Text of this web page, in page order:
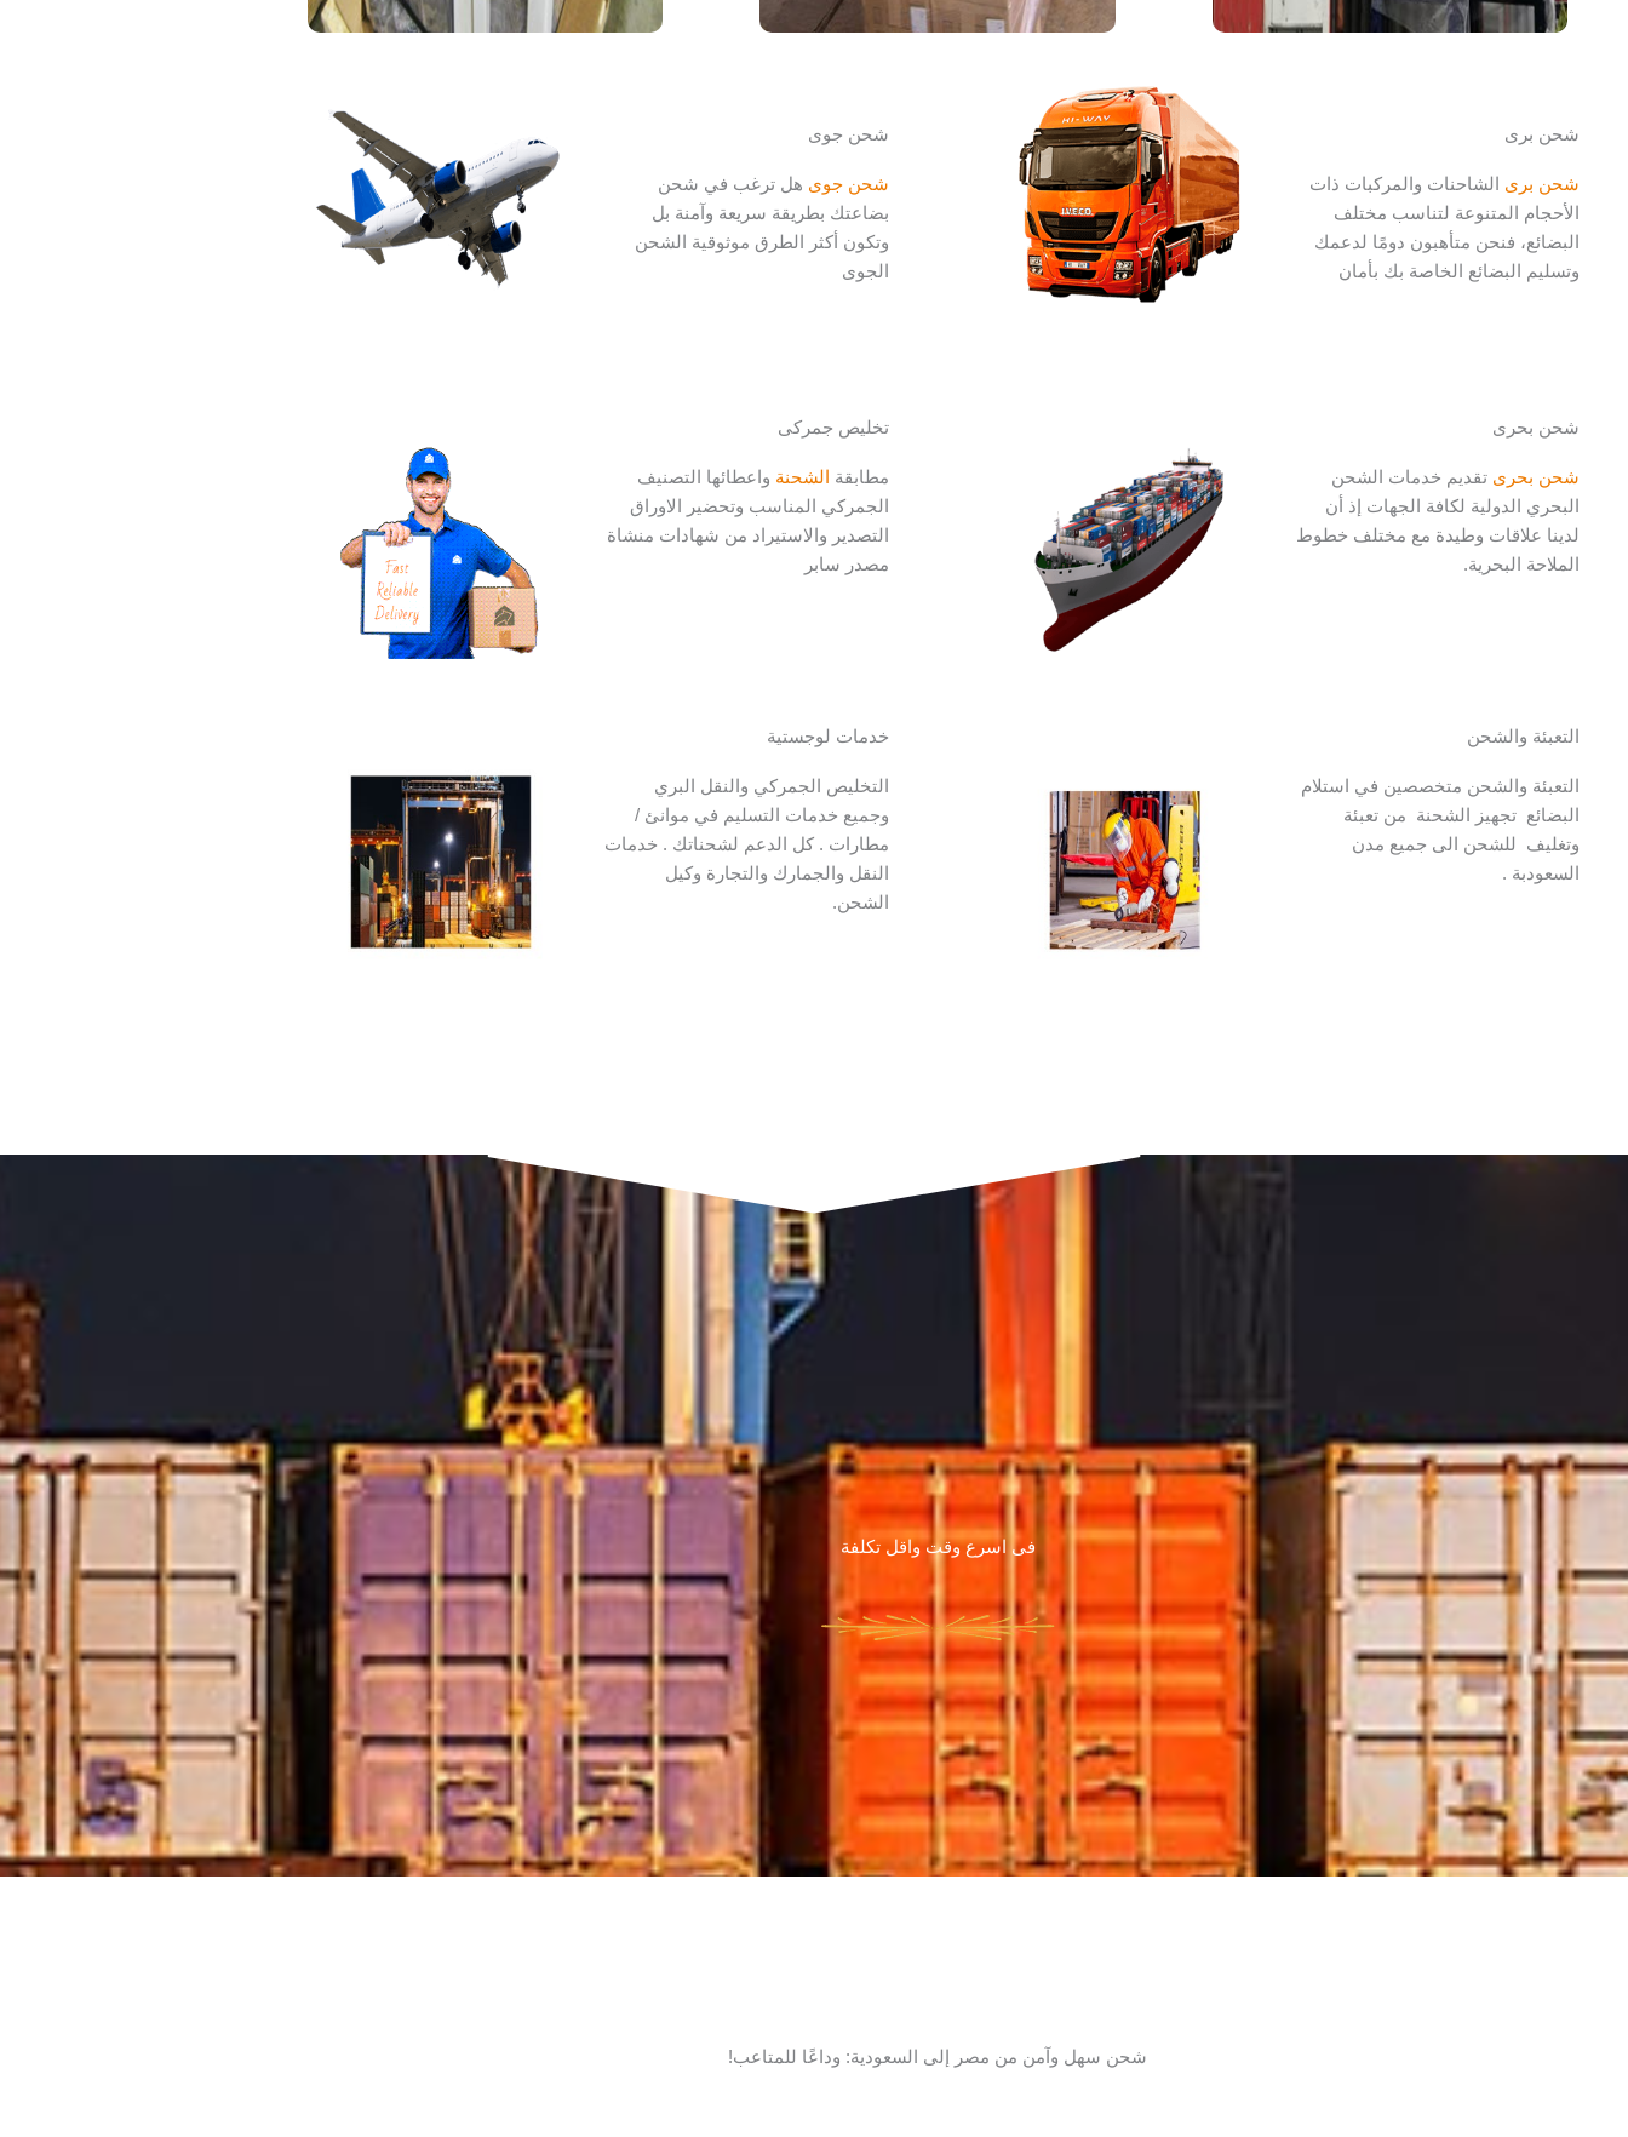
شحن برى
شحن برى الشاحنات والمركبات ذات
الأحجام المتنوعة لتناسب مختلف
البضائع، فنحن متأهبون دومًا لدعمك
وتسليم البضائع الخاصة بك بأمان
شحن بحرى
شحن بحرى تقديم خدمات الشحن
البحري الدولية لكافة الجهات إذ أن
لدينا علاقات وطيدة مع مختلف خطوط
الملاحة البحرية.
التعبئة والشحن
التعبئة والشحن متخصصين في استلام
البضائع تجهيز الشحنة من تعبئة
وتغليف للشحن الى جميع مدن
السعودبة .
شحن جوى
شحن جوى هل ترغب في شحن
بضاعتك بطريقة سريعة وآمنة بل
وتكون أكثر الطرق موثوقية الشحن
الجوى
تخليص جمركى
مطابقة الشحنة واعطائها التصنيف
الجمركي المناسب وتحضير الاوراق
التصدير والاستيراد من شهادات منشاة
مصدر سابر
خدمات لوجستية
التخليص الجمركي والنقل البري
وجميع خدمات التسليم في موانئ /
مطارات . كل الدعم لشحناتك . خدمات
النقل والجمارك والتجارة وكيل
الشحن.
فى اسرع وقت واقل تكلفة
شحن سهل وآمن من مصر إلى السعودية: وداعًا للمتاعب!